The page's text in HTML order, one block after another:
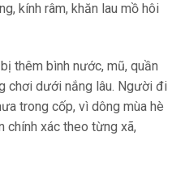
kính râm, khăn lau mồ hôi
thêm bình nước, mũ, quần
chơi dưới nắng lâu. Người đi
trong cốp, vì dông mùa hè
chính xác theo từng xã,